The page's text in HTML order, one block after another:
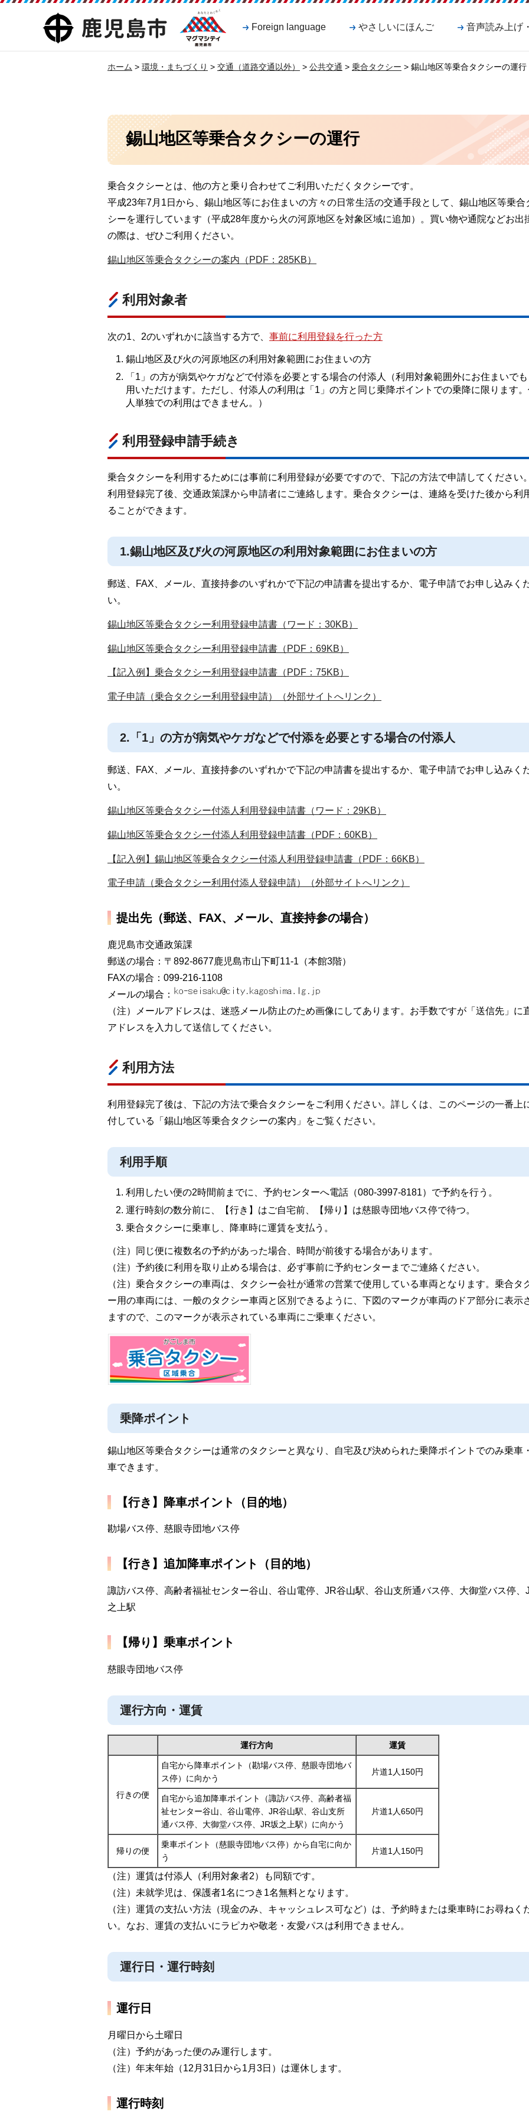
鹿児島市
マグマシティ
鹿児島市
Foreign language やさしいにほんご 音声読み上げ
ホーム > 環境・まちづくり > 交通（道路交通以外） > 公共交通 > 乗合タクシー > 錫山地区等乗合タクシーの運行
錫山地区等乗合タクシーの運行
乗合タクシーとは、他の方と乗り合わせてご利用いただくタクシーです。
平成23年7月1日から、錫山地区等にお住まいの方々の日常生活の交通手段として、錫山地区等乗合
シーを運行しています（平成28年度から火の河原地区を対象区域に追加）。買い物や通院などお出
の際は、ぜひご利用ください。
錫山地区等乗合タクシーの案内（PDF：285KB）
利用対象者
次の1、2のいずれかに該当する方で、 事前に利用登録を行った方
錫山地区及び火の河原地区の利用対象範囲にお住まいの方
「1」の方が病気やケガなどで付添を必要とする場合の付添人（利用対象範囲外にお住まいで
用いただけます。ただし、付添人の利用は「1」の方と同じ乗降ポイントでの乗降に限ります
人単独での利用はできません。）
利用登録申請手続き
乗合タクシーを利用するためには事前に利用登録が必要ですので、下記の方法で申請してください
利用登録完了後、交通政策課から申請者にご連絡します。乗合タクシーは、連絡を受けた後から利
ることができます。
1.錫山地区及び火の河原地区の利用対象範囲にお住まいの方
郵送、FAX、メール、直接持参のいずれかで下記の申請書を提出するか、電子申請でお申し込みく
い。
錫山地区等乗合タクシー利用登録申請書（ワード：30KB）
錫山地区等乗合タクシー利用登録申請書（PDF：69KB）
【記入例】乗合タクシー利用登録申請書（PDF：75KB）
電子申請（乗合タクシー利用登録申請）（外部サイトへリンク）
2.「1」の方が病気やケガなどで付添を必要とする場合の付添人
郵送、FAX、メール、直接持参のいずれかで下記の申請書を提出するか、電子申請でお申し込みく
い。
錫山地区等乗合タクシー付添人利用登録申請書（ワード：29KB）
錫山地区等乗合タクシー付添人利用登録申請書（PDF：60KB）
【記入例】錫山地区等乗合タクシー付添人利用登録申請書（PDF：66KB）
電子申請（乗合タクシー利用付添人登録申請）（外部サイトへリンク）
提出先（郵送、FAX、メール、直接持参の場合）
鹿児島市交通政策課
郵送の場合：〒892-8677鹿児島市山下町11-1（本館3階）
FAXの場合：099-216-1108
メールの場合：
（注）メールアドレスは、迷惑メール防止のため画像にしてあります。お手数ですが「送信先」に
アドレスを入力して送信してください。
利用方法
利用登録完了後は、下記の方法で乗合タクシーをご利用ください。詳しくは、このページの一番上
付している「錫山地区等乗合タクシーの案内」をご覧ください。
利用手順
利用したい便の2時間前までに、予約センターへ電話（080-3997-8181）で予約を行う。
運行時刻の数分前に、【行き】はご自宅前、【帰り】は慈眼寺団地バス停で待つ。
乗合タクシーに乗車し、降車時に運賃を支払う。
（注）同じ便に複数名の予約があった場合、時間が前後する場合があります。
（注）予約後に利用を取り止める場合は、必ず事前に予約センターまでご連絡ください。
（注）乗合タクシーの車両は、タクシー会社が通常の営業で使用している車両となります。乗合タ
ー用の車両には、一般のタクシー車両と区別できるように、下図のマークが車両のドア部分に表示
ますので、このマークが表示されている車両にご乗車ください。
乗降ポイント
錫山地区等乗合タクシーは通常のタクシーと異なり、自宅及び決められた乗降ポイントでのみ乗車
車できます。
【行き】降車ポイント（目的地）
勘場バス停、慈眼寺団地バス停
【行き】追加降車ポイント（目的地）
諏訪バス停、高齢者福祉センター谷山、谷山電停、JR谷山駅、谷山支所通バス停、大御堂バス停、
之上駅
【帰り】乗車ポイント
慈眼寺団地バス停
運行方向・運賃
運行方向 運賃
行きの便
自宅から降車ポイント（勘場バス停、慈眼寺団地バ
ス停）に向かう
片道1人150円
自宅から追加降車ポイント（諏訪バス停、高齢者福
祉センター谷山、谷山電停、JR谷山駅、谷山支所
通バス停、大御堂バス停、JR坂之上駅）に向かう
片道1人650円
帰りの便
乗車ポイント（慈眼寺団地バス停）から自宅に向か
う
片道1人150円
（注）運賃は付添人（利用対象者2）も同額です。
（注）未就学児は、保護者1名につき1名無料となります。
（注）運賃の支払い方法（現金のみ、キャッシュレス可など）は、予約時または乗車時にお尋ねく
い。なお、運賃の支払いにラピカや敬老・友愛パスは利用できません。
運行日・運行時刻
運行日
月曜日から土曜日
（注）予約があった便のみ運行します。
（注）年末年始（12月31日から1月3日）は運休します。
運行時刻